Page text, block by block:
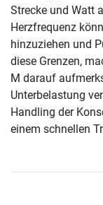
Strecke und Watt
Herzfrequenz
hinzuziehen und
diese Grenzen,
M darauf
Unterbelastung
Handling der
einem schnellen